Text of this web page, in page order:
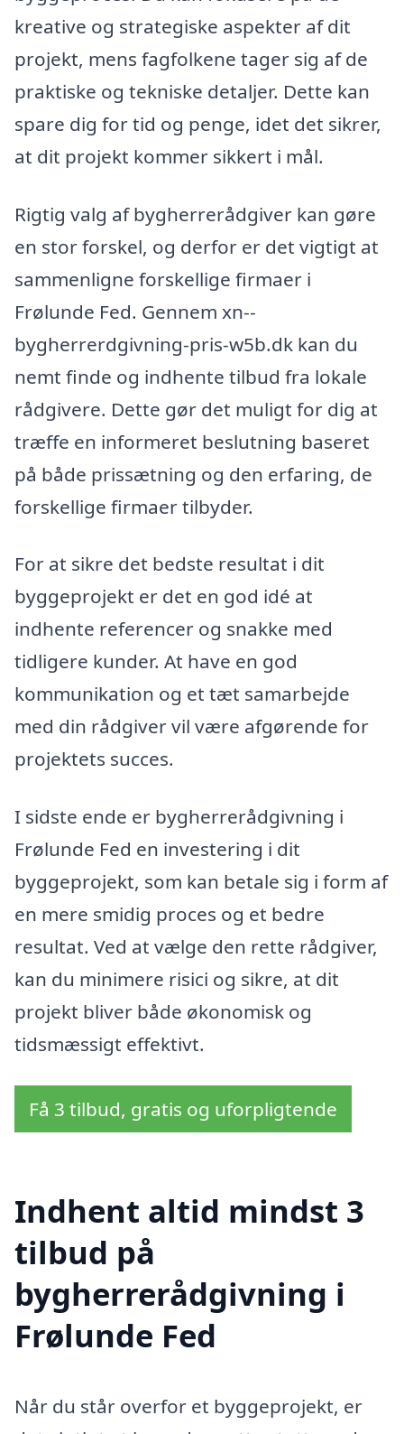
kreative og strategiske aspekter af dit
projekt, mens fagfolkene tager sig af de
praktiske og tekniske detaljer. Dette kan
spare dig for tid og penge, idet det sikrer,
at dit projekt kommer sikkert i mål.
Rigtig valg af bygherrerådgiver kan gøre
en stor forskel, og derfor er det vigtigt at
sammenligne forskellige firmaer i
Frølunde Fed. Gennem xn--
bygherrerdgivning-pris-w5b.dk kan du
nemt finde og indhente tilbud fra lokale
rådgivere. Dette gør det muligt for dig at
træffe en informeret beslutning baseret
på både prissætning og den erfaring, de
forskellige firmaer tilbyder.
For at sikre det bedste resultat i dit
byggeprojekt er det en god idé at
indhente referencer og snakke med
tidligere kunder. At have en god
kommunikation og et tæt samarbejde
med din rådgiver vil være afgørende for
projektets succes.
I sidste ende er bygherrerådgivning i
Frølunde Fed en investering i dit
byggeprojekt, som kan betale sig i form af
en mere smidig proces og et bedre
resultat. Ved at vælge den rette rådgiver,
kan du minimere risici og sikre, at dit
projekt bliver både økonomisk og
tidsmæssigt effektivt.
Få 3 tilbud, gratis og uforpligtende
Indhent altid mindst 3
tilbud på
bygherrerådgivning i
Frølunde Fed
Når du står overfor et byggeprojekt, er